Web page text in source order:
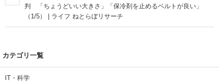
判 「ちょうどいい大きさ」「保冷剤を止めるベルトが良い」
（1/5） | ライフ ねとらぼリサーチ
カテゴリ一覧
IT・科学